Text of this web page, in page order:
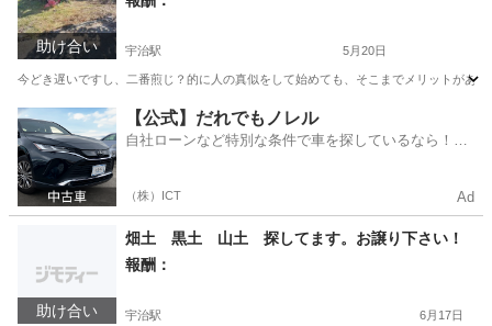
助け合い 宇治駅 5月20日
今どき遅いですし、二番煎じ？的に人の真似をして始めても、そこまでメリットがあ
京都 宇治市 宇治駅 その他 物件
【公式】だれでもノレル
自社ローンなど特別な条件で車を探しているなら！金
（株）ICT Ad
助け合い
畑土 黒土 山土 探してます。お譲り下さい！
報酬：
宇治駅 6月17日